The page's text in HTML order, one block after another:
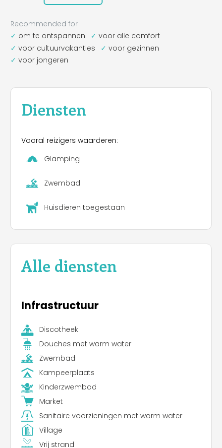
Recommended for
om te ontspannen
voor alle comfort
voor cultuurvakanties
voor gezinnen
voor jongeren
Diensten
Vooral reizigers waarderen:
Glamping
Zwembad
Huisdieren toegestaan
Alle diensten
Infrastructuur
Discotheek
Douches met warm water
Zwembad
Kampeerplaats
Kinderzwembad
Market
Sanitaire voorzieningen met warm water
Village
Vrij strand